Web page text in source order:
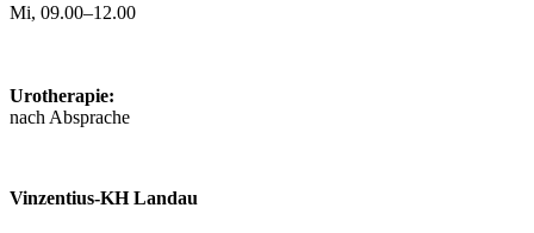
Mi, 09.00–12.00
Urotherapie:
nach Absprache
Vinzentius-KH Landau